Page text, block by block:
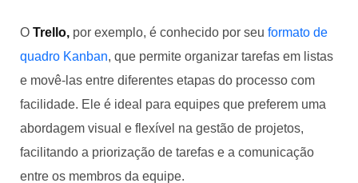
O Trello, por exemplo, é conhecido por seu formato de
quadro Kanban, que permite organizar tarefas em listas
e movê-las entre diferentes etapas do processo com
facilidade. Ele é ideal para equipes que preferem uma
abordagem visual e flexível na gestão de projetos,
facilitando a priorização de tarefas e a comunicação
entre os membros da equipe.